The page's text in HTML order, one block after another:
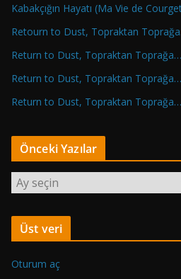
Kabakçığın Hayatı (Ma Vie de
Retourn to Dust, Topraktan
Return to Dust, Topraktan
Return to Dust, Topraktan
Return to Dust, Topraktan
Önceki Yazılar
Ö
n
c
i
Üst veri
Oturum aç